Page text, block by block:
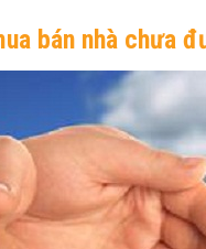
bán nhà chưa